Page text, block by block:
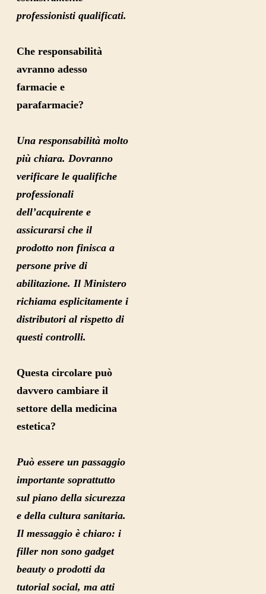
professionisti qualificati.
Che responsabilità
avranno adesso
farmacie e
parafarmacie?
Una responsabilità molto
più chiara. Dovranno
verificare le qualifiche
professionali
dell’acquirente e
assicurarsi che il
prodotto non finisca a
persone prive di
abilitazione. Il Ministero
richiama esplicitamente i
distributori al rispetto di
questi controlli.
Questa circolare può
davvero cambiare il
settore della medicina
estetica?
Può essere un passaggio
importante soprattutto
sul piano della sicurezza
e della cultura sanitaria.
Il messaggio è chiaro: i
filler non sono gadget
beauty o prodotti da
tutorial social, ma atti